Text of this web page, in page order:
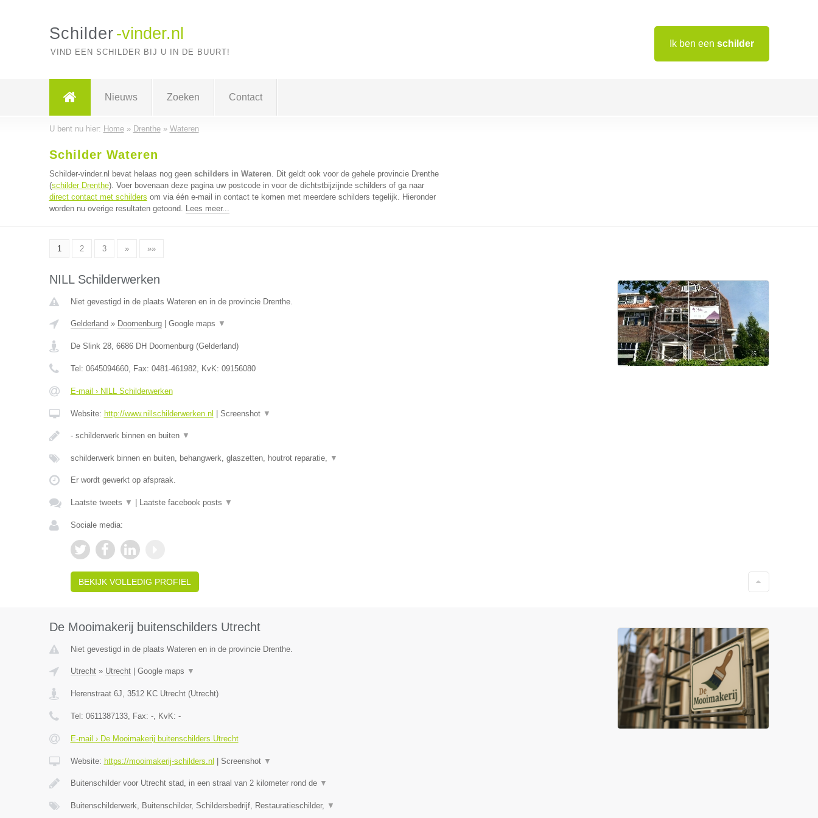
Ik ben een schilder
Schilder -vinder.nl
VIND EEN SCHILDER BIJ U IN DE BUURT!
Nieuws Zoeken Contact
U bent nu hier: Home» Drenthe» Wateren
Schilder Wateren
Schilder-vinder.nl bevat helaas nog geen schilders in Wateren. Dit geldt ook voor de gehele provincie Drenthe
(schilder Drenthe). Voer bovenaan deze pagina uw postcode in voor de dichtstbijzijnde schilders of ga naar
direct contact met schilders om via één e-mail in contact te komen met meerdere schilders tegelijk. Hieronder
worden nu overige resultaten getoond. Lees meer...
1 2 3 » »»
NILL Schilderwerken
Niet gevestigd in de plaats Wateren en in de provincie Drenthe.
Gelderland » Doornenburg| Google maps ▼
De Slink 28, 6686 DH Doornenburg(Gelderland)
Tel: 0645094660, Fax: 0481-461982, KvK: 09156080
E-mail › NILL Schilderwerken
Website: http://www.nillschilderwerken.nl Screenshot ▼
- schilderwerk binnen en buiten ▼
schilderwerk binnen en buiten, behangwerk, glaszetten, houtrot reparatie, ▼
Er wordt gewerkt op afspraak.
Laatste tweets ▼ Laatste facebook posts ▼
Sociale media:
BEKIJK VOLLEDIG PROFIEL
De Mooimakerij buitenschilders Utrecht
Niet gevestigd in de plaats Wateren en in de provincie Drenthe.
Utrecht» Utrecht| Google maps ▼
Herenstraat 6J, 3512 KC Utrecht(Utrecht)
Tel: 0611387133, Fax: -, KvK: -
E-mail › De Mooimakerij buitenschilders Utrecht
Website: https://mooimakerij-schilders.nl Screenshot ▼
Buitenschilder voor Utrecht stad, in een straal van 2 kilometer rond de ▼
Buitenschilderwerk, Buitenschilder, Schildersbedrijf, Restauratieschilder, ▼